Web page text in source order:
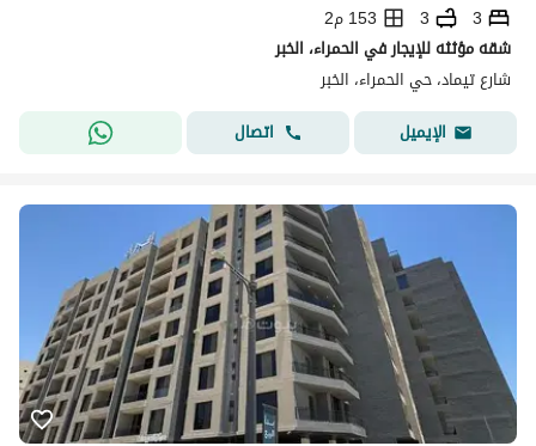
3
3
153 م2
شقه مؤثثه للإيجار في الحمراء، الخبر
شارع تيماد، حي الحمراء، الخبر
الإيميل
اتصال